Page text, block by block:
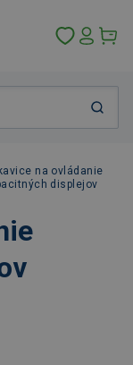
na ovládanie
displejov